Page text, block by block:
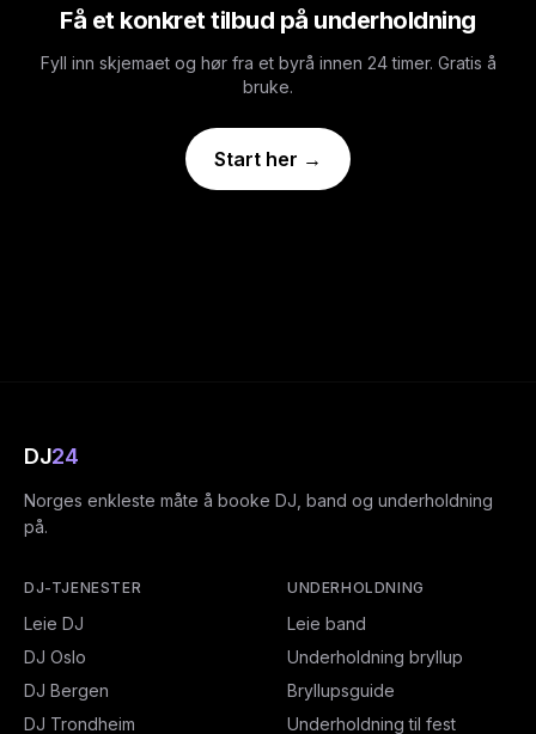
Få et konkret tilbud på underholdning
Fyll inn skjemaet og hør fra et byrå innen 24 timer. Gratis å
bruke.
Start her →
DJ24
Norges enkleste måte å booke DJ, band og underholdning
på.
DJ-TJENESTER
Leie DJ
DJ Oslo
DJ Bergen
DJ Trondheim
UNDERHOLDNING
Leie band
Underholdning bryllup
Bryllupsguide
Underholdning til fest